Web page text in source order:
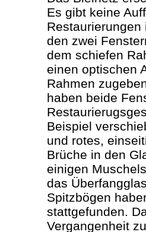
Es gibt keine
den zwei
dem schiefen
einen optischen
Rahmen
haben beide
Beispiel
und rotes,
Brüche in den
einigen
das
Spitzbögen
stattgefunden.
Vergangenheit